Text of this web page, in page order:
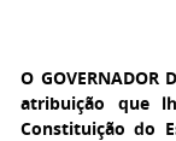
O GOVERNADOR
atribuição que
Constituição do